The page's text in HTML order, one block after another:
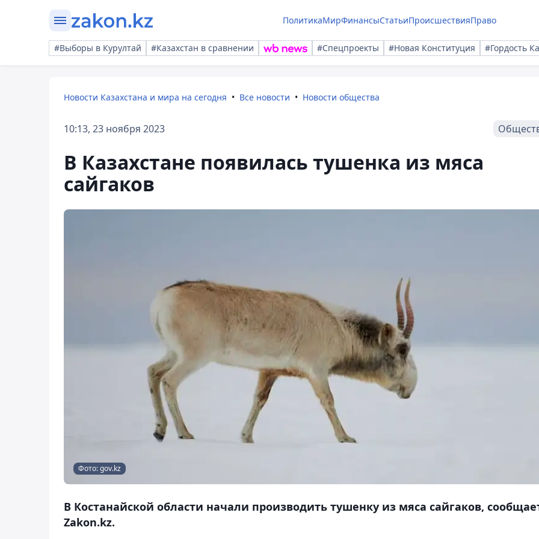
ПолитикаМирФинансыСтатьиПроисшествияПраво
#Выборы в Курултай #Казахстан в сравнении #Спецпроекты #Новая Конституция #Гордость
Новости Казахстана и мира на сегодня Все новости Новости общества
10:13, 23 ноября 2023
В Казахстане появилась тушенка из мяса
сайгаков
Фото: gov.kz
В Костанайской области начали производить тушенку из мяса сайгаков,
Zakon.kz.